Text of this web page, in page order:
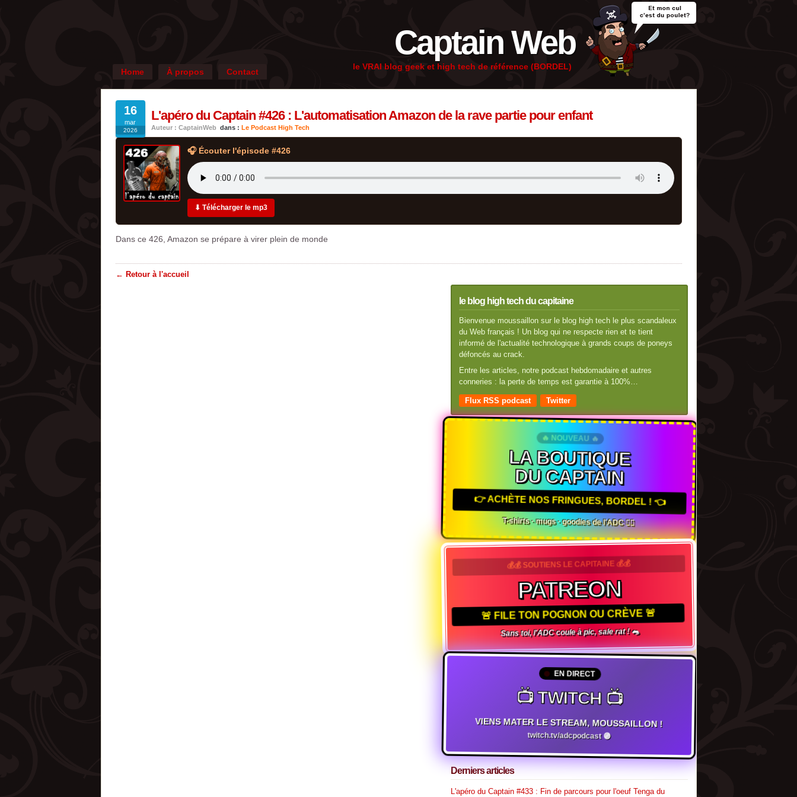
Captain Web
le VRAI blog geek et high tech de référence (BORDEL)
Home À propos Contact
16
mar
2026
L'apéro du Captain #426 : L'automatisation Amazon de la rave partie pour enfant
Auteur : CaptainWeb dans : Le Podcast High Tech
🎧 Écouter l'épisode #426
⬇ Télécharger le mp3
Dans ce 426, Amazon se prépare à virer plein de monde
← Retour à l'accueil
le blog high tech du capitaine
Bienvenue moussaillon sur le blog high tech le plus scandaleux
du Web français ! Un blog qui ne respecte rien et te tient
informé de l'actualité technologique à grands coups de poneys
défoncés au crack.
Entre les articles, notre podcast hebdomadaire et autres
conneries : la perte de temps est garantie à 100%…
Flux RSS podcast Twitter
🔥 NOUVEAU 🔥
LA BOUTIQUE
DU CAPTAIN
👉 ACHÈTE NOS FRINGUES, BORDEL ! 👈
T-shirts · mugs · goodies de l'ADC 🏴‍☠️
💰💰 SOUTIENS LE CAPITAINE 💰💰
PATREON
🚨 FILE TON POGNON OU CRÈVE 🚨
Sans toi, l'ADC coule à pic, sale rat ! 🐀
EN DIRECT
📺 TWITCH 📺
VIENS MATER LE STREAM, MOUSSAILLON !
twitch.tv/adcpodcast 🟣
Derniers articles
L'apéro du Captain #433 : Fin de parcours pour l'oeuf Tenga du